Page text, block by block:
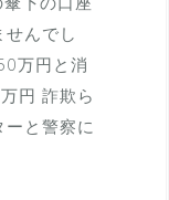
んでし
万円と消
円 詐欺ら
と警察に